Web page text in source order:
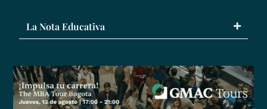
La Nota Educativa